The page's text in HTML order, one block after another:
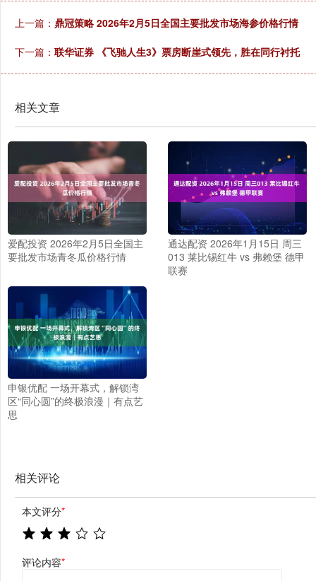
上一篇： 鼎冠策略 2026年2月5日全国主要批发市场海参价格行情
下一篇： 联华证券 《飞驰人生3》票房断崖式领先，胜在同行衬托
相关文章
爱配投资 2026年2月5日全国主
要批发市场青冬瓜价格行情
通达配资 2026年1月15日 周三
013 莱比锡红牛 vs 弗赖堡 德甲
联赛
申银优配 一场开幕式，解锁湾
区“同心圆”的终极浪漫｜有点艺
思
相关评论
本文评分*
评论内容*